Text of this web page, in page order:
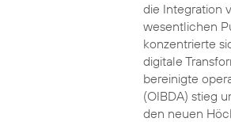
die Integration
wesentlichen
konzentrierte
digitale
bereinigte
(OIBDA) stieg
den neuen